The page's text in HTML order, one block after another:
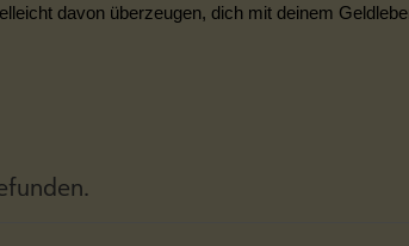
davon überzeugen, dich mit deinem